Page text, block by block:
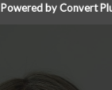
Powered by Convert